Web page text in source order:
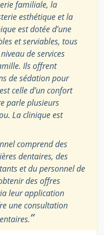
familiale, la
esthétique et la
est dotée d’une
et serviables, tous
de services
Ils offrent
de sédation pour
celle d’un confort
parle plusieurs
La clinique est
comprend des
dentaires, des
et du personnel de
des offres
leur application
une consultation
”